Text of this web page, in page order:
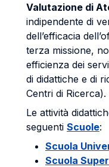
Valutazione di
indipendente di
dell’efficacia
terza missione,
efficienza dei
di didattiche e di
Centri di Ricerca).
Le attività
seguenti Scuole:
Scuola
Scuola